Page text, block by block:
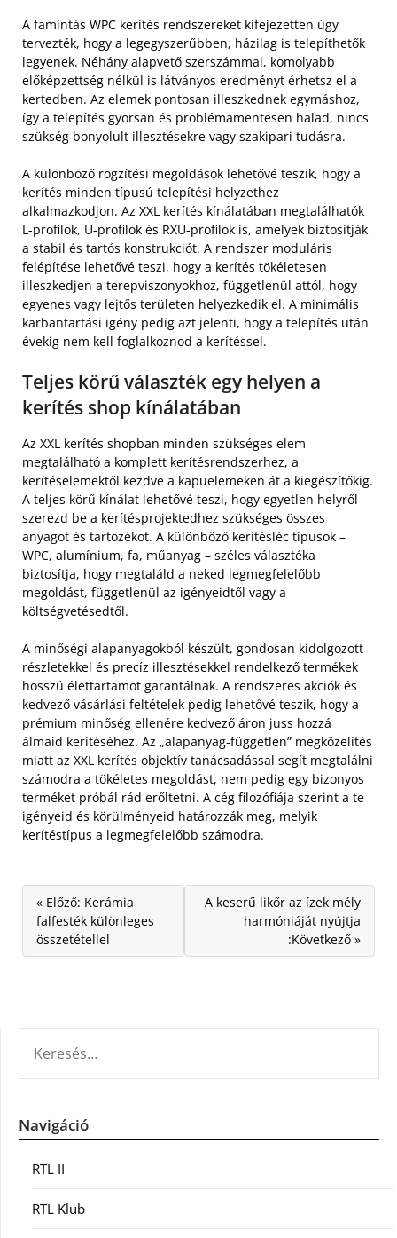
A famintás WPC kerítés rendszereket kifejezetten úgy
tervezték, hogy a legegyszerűbben, házilag is telepíthetők
legyenek. Néhány alapvető szerszámmal, komolyabb
előképzettség nélkül is látványos eredményt érhetsz el a
kertedben. Az elemek pontosan illeszkednek egymáshoz,
így a telepítés gyorsan és problémamentesen halad, nincs
szükség bonyolult illesztésekre vagy szakipari tudásra.
A különböző rögzítési megoldások lehetővé teszik, hogy a
kerítés minden típusú telepítési helyzethez
alkalmazkodjon. Az XXL kerítés kínálatában megtalálhatók
L-profilok, U-profilok és RXU-profilok is, amelyek biztosítják
a stabil és tartós konstrukciót. A rendszer moduláris
felépítése lehetővé teszi, hogy a kerítés tökéletesen
illeszkedjen a terepviszonyokhoz, függetlenül attól, hogy
egyenes vagy lejtős területen helyezkedik el. A minimális
karbantartási igény pedig azt jelenti, hogy a telepítés után
évekig nem kell foglalkoznod a kerítéssel.
Teljes körű választék egy helyen a
kerítés shop kínálatában
Az XXL kerítés shopban minden szükséges elem
megtalálható a komplett kerítésrendszerhez, a
kerítéselemektől kezdve a kapuelemeken át a kiegészítőkig.
A teljes körű kínálat lehetővé teszi, hogy egyetlen helyről
szerezd be a kerítésprojektedhez szükséges összes
anyagot és tartozékot. A különböző kerítésléc típusok –
WPC, alumínium, fa, műanyag – széles választéka
biztosítja, hogy megtaláld a neked legmegfelelőbb
megoldást, függetlenül az igényeidtől vagy a
költségvetésedtől.
A minőségi alapanyagokból készült, gondosan kidolgozott
részletekkel és precíz illesztésekkel rendelkező termékek
hosszú élettartamot garantálnak. A rendszeres akciók és
kedvező vásárlási feltételek pedig lehetővé teszik, hogy a
prémium minőség ellenére kedvező áron juss hozzá
álmaid kerítéséhez. Az „alapanyag-független” megközelítés
miatt az XXL kerítés objektív tanácsadással segít megtalálni
számodra a tökéletes megoldást, nem pedig egy bizonyos
terméket próbál rád erőltetni. A cég filozófiája szerint a te
igényeid és körülményeid határozzák meg, melyik
kerítéstípus a legmegfelelőbb számodra.
« Előző: Kerámia
falfesték különleges
összetétellel
A keserű likőr az ízek mély
harmóniáját nyújtja
:Következő »
Navigáció
RTL II
RTL Klub